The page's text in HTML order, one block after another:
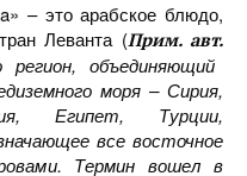
– это арабское блюдо,
Леванта (Прим. авт.
объединяющий
моря – Сирия,
Египет, Турции,
все восточное
Термин вошел в